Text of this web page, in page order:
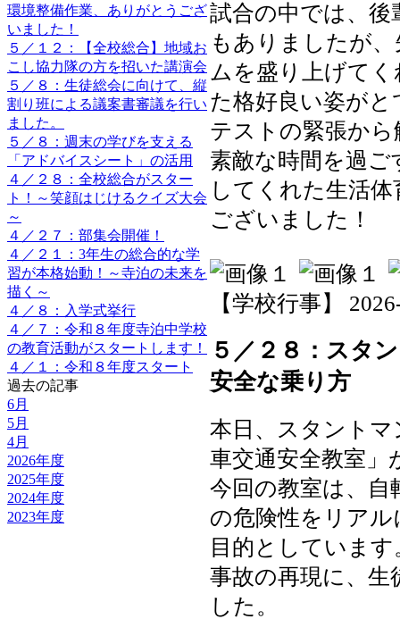
環境整備作業、ありがとうござ
いました！
５／１２：【全校総合】地域お
こし協力隊の方を招いた講演会
５／８：生徒総会に向けて、縦
割り班による議案書審議を行い
ました。
５／８：週末の学びを支える
「アドバイスシート」の活用
４／２８：全校総合がスター
ト！～笑顔はじけるクイズ大会
～
４／２７：部集会開催！
４／２１：3年生の総合的な学
習が本格始動！～寺泊の未来を
描く～
４／８：入学式挙行
４／７：令和８年度寺泊中学校
の教育活動がスタートします！
４／１：令和８年度スタート
過去の記事
6月
5月
4月
2026年度
2025年度
2024年度
2023年度
試合の中では、
もありましたが
ムを盛り上げて
た格好良い姿が
テストの緊張か
素敵な時間を過
してくれた生活
ございました！
【学校行事】
５／２８：スタ
安全な乗り方
本日、スタント
車交通安全教室」
今回の教室は、自
の危険性をリア
目的としていま
事故の再現に、
した。